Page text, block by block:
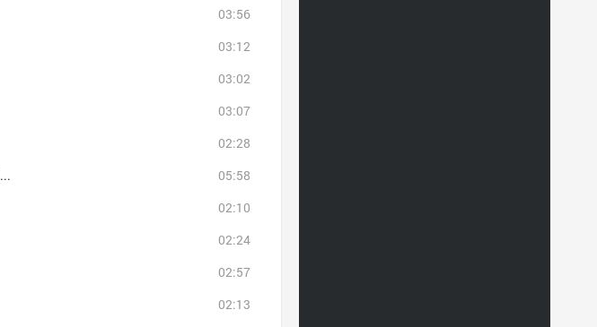
03:56
03:12
03:02
03:07
02:28
Banja Luka (Live At Newport Jazz Festival / 1961) (Live At Newport Jazz Festival / 1961)
05:58
02:10
02:24
02:57
02:13